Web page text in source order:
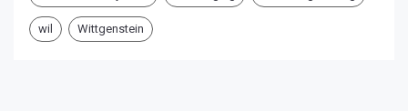
wil Wittgenstein